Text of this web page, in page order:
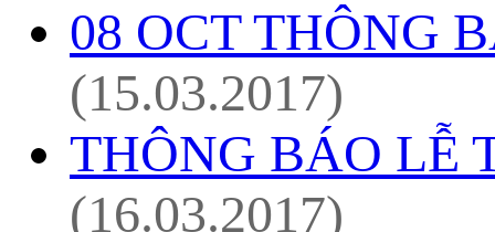
08 OCT THÔNG
(15.03.2017)
THÔNG BÁO LỄ
(16.03.2017)